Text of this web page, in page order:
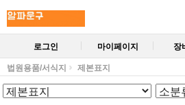
로그인 마이페이지 장
법원용품/서식지 제본표지